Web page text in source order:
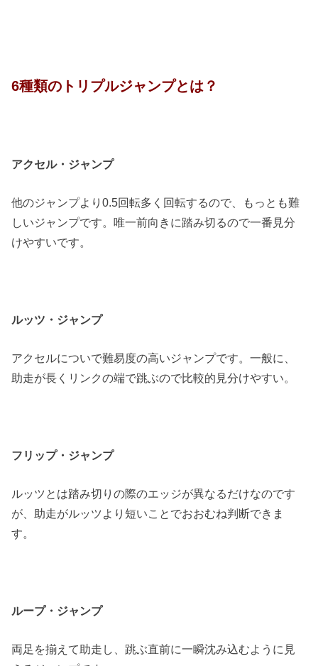
6種類のトリプルジャンプとは？
アクセル・ジャンプ
他のジャンプより0.5回転多く回転するので、もっとも難
しいジャンプです。唯一前向きに踏み切るので一番見分
けやすいです。
ルッツ・ジャンプ
アクセルについで難易度の高いジャンプです。一般に、
助走が長くリンクの端で跳ぶので比較的見分けやすい。
フリップ・ジャンプ
ルッツとは踏み切りの際のエッジが異なるだけなのです
が、助走がルッツより短いことでおおむね判断できま
す。
ループ・ジャンプ
両足を揃えて助走し、跳ぶ直前に一瞬沈み込むように見